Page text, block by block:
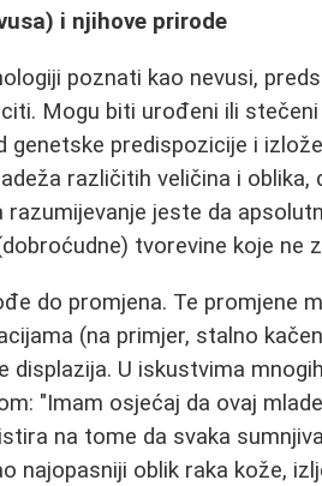
i njihove prirode
poznati kao nevusi,
Mogu biti urođeni ili
genetske predispozicije i
različitih veličina i
jeste da
tvorevine koje ne
do promjena. Te promjene
(na primjer, stalno
displazija. U iskustvima
"Imam osjećaj da ovaj
na tome da svaka
najopasniji oblik raka kože,